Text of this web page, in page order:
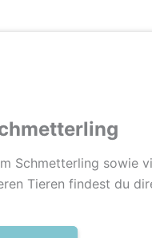
Schmetterling sowie
Tieren findest du